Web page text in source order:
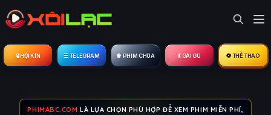
🔒︎ HỘI KÍN ☰ TELEGRAM 🍿 PHIM CHÙA 💃 GÁI GÚ ⚽ THỂ THAO
PHIMABC.COM LÀ LỰA CHỌN PHÙ HỢP ĐỂ XEM PHIM MIỄN PHÍ,